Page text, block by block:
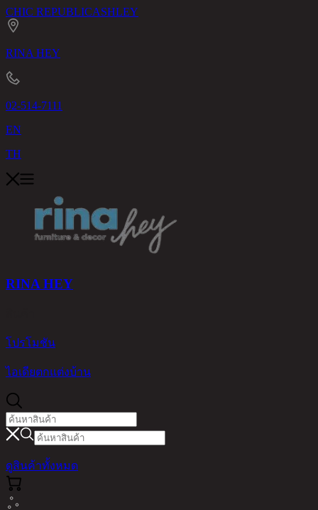
CHIC REPUBLICASHLEY
RINA HEY
02-514-7111
EN
TH
RINA HEY
โปรโมชัน
ไอเดียตกแต่งบ้าน
ดูสินค้าทั้งหมด